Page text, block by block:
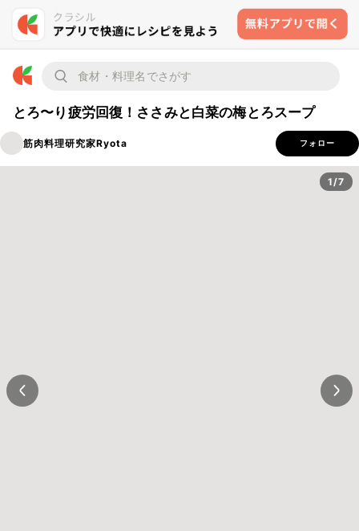
とろ〜り疲労回復！ささみと白菜の梅とろスープ
筋肉料理研究家Ryota フォロー
1/7